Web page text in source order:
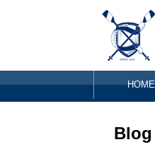
HOME
Blog